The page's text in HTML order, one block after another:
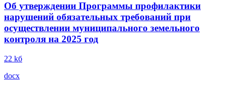
Об утверждении Программы профилактики
нарушений обязательных требований при
осуществлении муниципального земельного
контроля на 2025 год
22 kб
docx